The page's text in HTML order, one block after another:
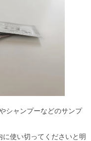
シャンプーなどのサンプ
使い切ってくださいと明